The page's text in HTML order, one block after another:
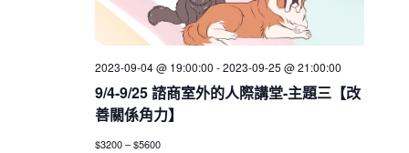
9/4-9/25 諮商室外的人際講堂-主題三【改
善關係角力】
2023-09-04 @ 19:00:00 -2023-09-25 @ 21:00:00
$3200 – $5600